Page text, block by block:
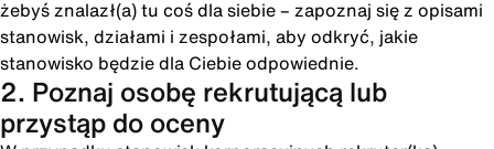
żebyś znalazł(a) tu coś dla siebie – zapoznaj się z opisami
stanowisk, działami i zespołami, aby odkryć, jakie
stanowisko będzie dla Ciebie odpowiednie.
2. Poznaj osobę rekrutującą lub
przystąp do oceny